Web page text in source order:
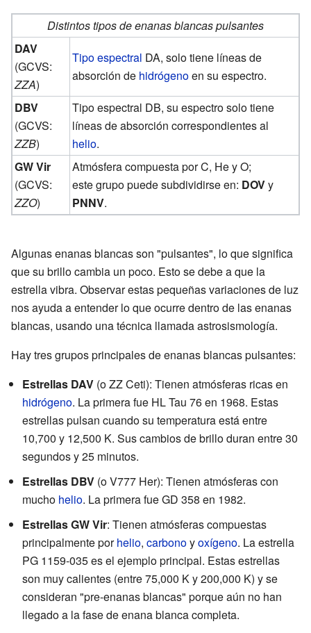
Distintos tipos de enanas blancas pulsantes
DAV
(GCVS:
ZZA)
Tipo espectral DA, solo tiene líneas de
absorción de hidrógenoen su espectro.
DBV
(GCVS:
ZZB)
Tipo espectral DB, su espectro solo tiene
líneas de absorción correspondientes al
helio.
GW Vir
(GCVS:
ZZO)
Atmósfera compuesta por C, He y O;
este grupo puede subdividirse en: DOVy
PNNV.
Algunas enanas blancas son "pulsantes", lo que significa
que su brillo cambia un poco. Esto se debe a que la
estrella vibra. Observar estas pequeñas variaciones de luz
nos ayuda a entender lo que ocurre dentro de las enanas
blancas, usando una técnica llamada astrosismología.
Hay tres grupos principales de enanas blancas pulsantes:
Estrellas DAV (o ZZ Ceti): Tienen atmósferas ricas en
hidrógeno. La primera fue HL Tau 76 en 1968. Estas
estrellas pulsan cuando su temperatura está entre
10,700 y 12,500 K. Sus cambios de brillo duran entre 30
segundos y 25 minutos.
Estrellas DBV (o V777 Her): Tienen atmósferas con
mucho helio. La primera fue GD 358 en 1982.
Estrellas GW Vir: Tienen atmósferas compuestas
principalmente porhelio, carbonoyoxígeno. La estrella
PG 1159-035 es el ejemplo principal. Estas estrellas
son muy calientes (entre 75,000 K y 200,000 K) y se
consideran "pre-enanas blancas" porque aún no han
llegado a la fase de enana blanca completa.